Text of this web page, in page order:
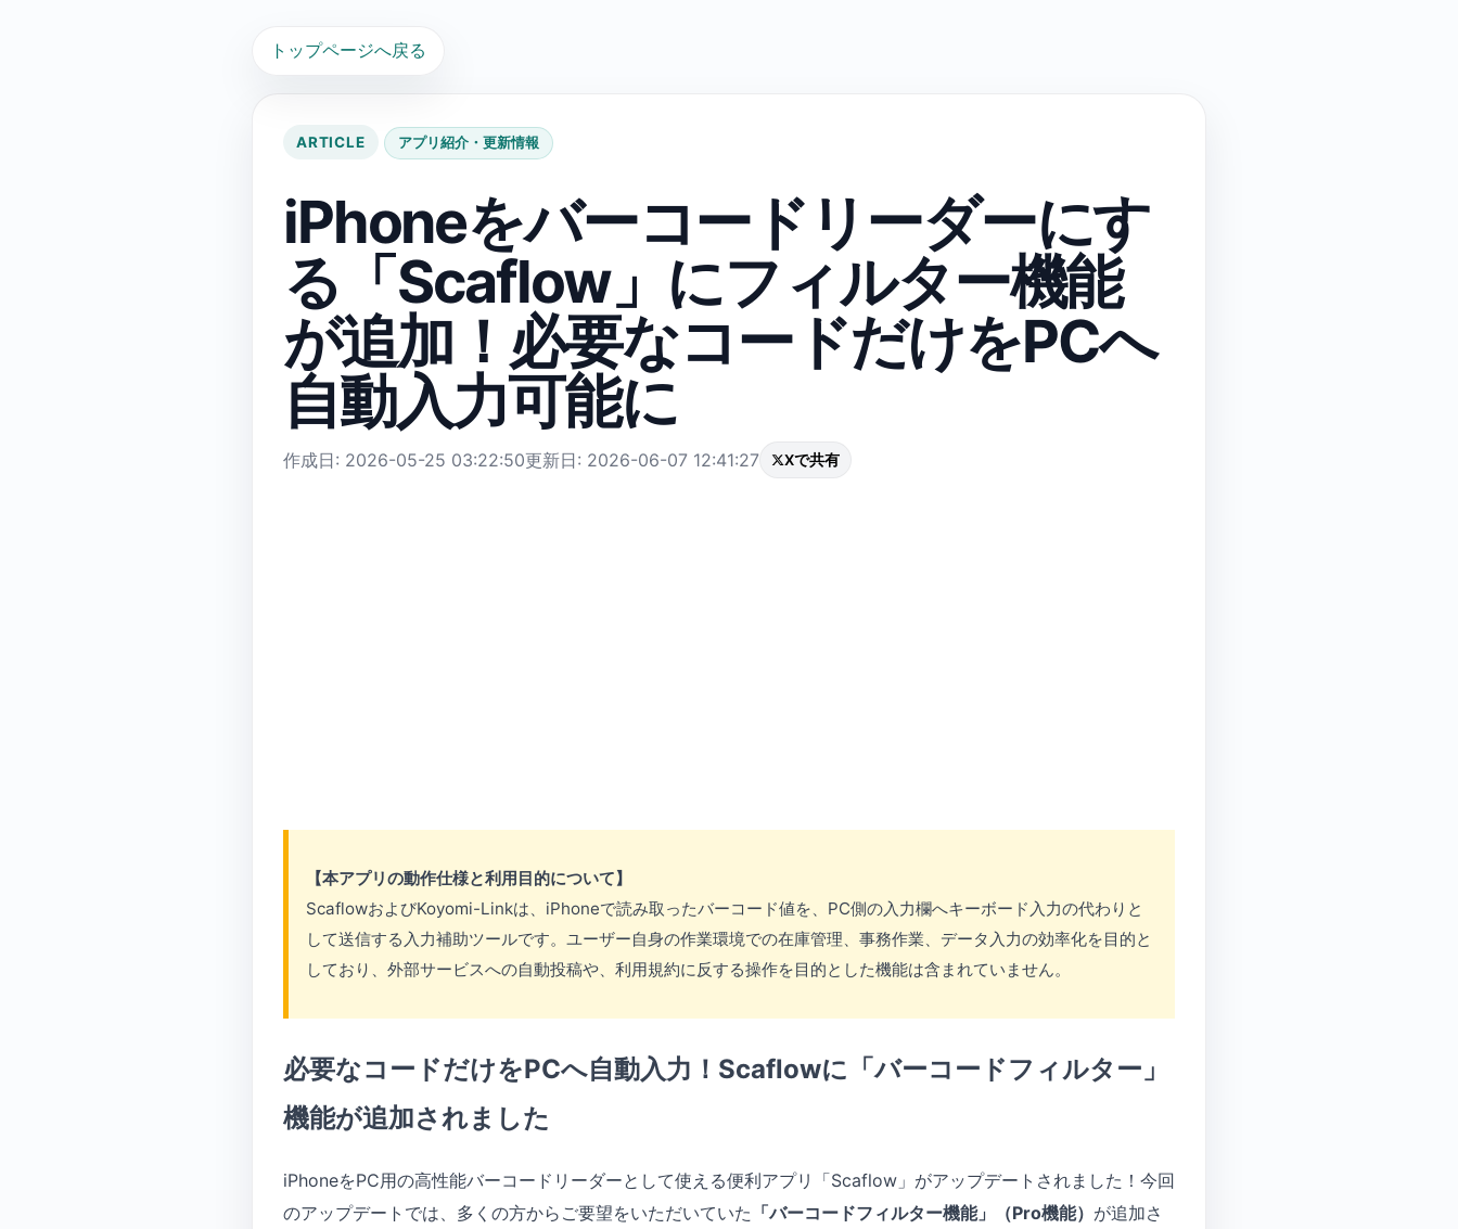
トップページへ戻る
ARTICLE アプリ紹介・更新情報
iPhoneをバーコードリーダーにす
る「Scaflow」にフィルター機能
が追加！必要なコードだけをPCへ
自動入力可能に
作成日: 2026-05-25 03:22:50更新日: 2026-06-07 12:41:27 Xで共有
【本アプリの動作仕様と利用目的について】
ScaflowおよびKoyomi-Linkは、iPhoneで読み取ったバーコード値を、PC側の入力欄へキーボード入力の代わりと
して送信する入力補助ツールです。ユーザー自身の作業環境での在庫管理、事務作業、データ入力の効率化を目的と
しており、外部サービスへの自動投稿や、利用規約に反する操作を目的とした機能は含まれていません。
必要なコードだけをPCへ自動入力！Scaflowに「バーコードフィルター」
機能が追加されました
iPhoneをPC用の高性能バーコードリーダーとして使える便利アプリ「Scaflow」がアップデートされました！今回
のアップデートでは、多くの方からご要望をいただいていた 「バーコードフィルター機能」（Pro機能） が追加さ